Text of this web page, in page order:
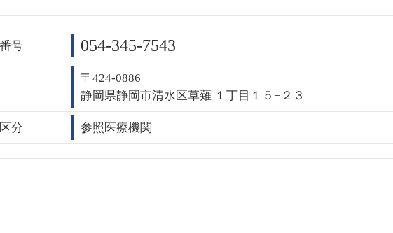
号 054-345-7543
〒424-0886
静岡県静岡市清水区草薙 １丁目１５−２３
分 参照医療機関